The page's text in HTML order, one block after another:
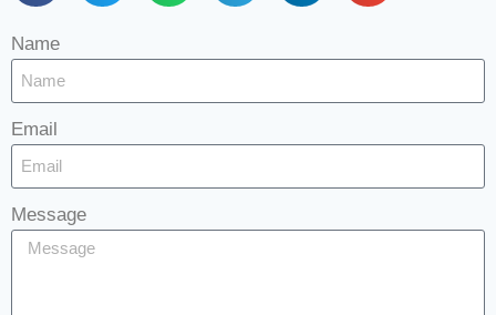
Name
Email
Message